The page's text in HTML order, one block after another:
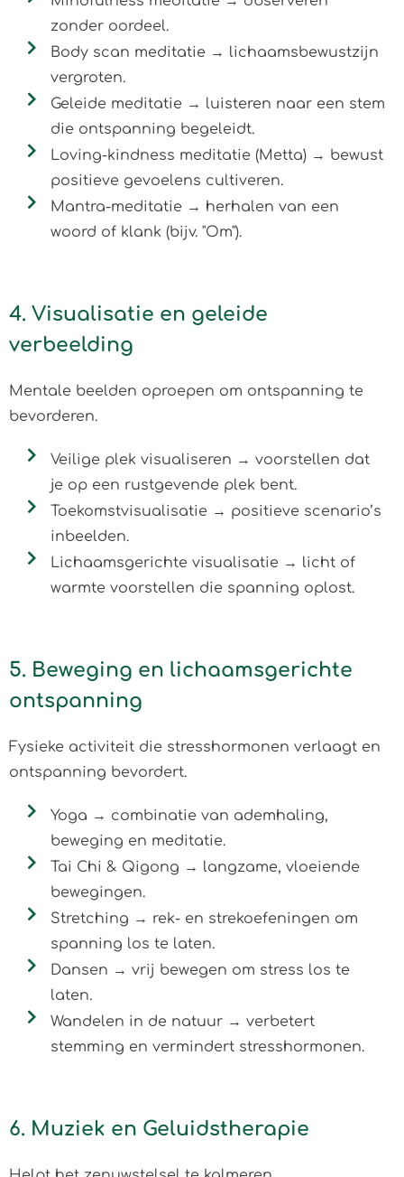
zonder oordeel.
Body scan meditatie → lichaamsbewustzijn
vergroten.
Geleide meditatie → luisteren naar een stem
die ontspanning begeleidt.
Loving-kindness meditatie (Metta) → bewust
positieve gevoelens cultiveren.
Mantra-meditatie → herhalen van een
woord of klank (bijv. "Om").
4. Visualisatie en geleide
verbeelding
Mentale beelden oproepen om ontspanning te
bevorderen.
Veilige plek visualiseren → voorstellen dat
je op een rustgevende plek bent.
Toekomstvisualisatie → positieve scenario’s
inbeelden.
Lichaamsgerichte visualisatie → licht of
warmte voorstellen die spanning oplost.
5. Beweging en lichaamsgerichte
ontspanning
Fysieke activiteit die stresshormonen verlaagt en
ontspanning bevordert.
Yoga → combinatie van ademhaling,
beweging en meditatie.
Tai Chi & Qigong → langzame, vloeiende
bewegingen.
Stretching → rek- en strekoefeningen om
spanning los te laten.
Dansen → vrij bewegen om stress los te
laten.
Wandelen in de natuur → verbetert
stemming en vermindert stresshormonen.
6. Muziek en Geluidstherapie